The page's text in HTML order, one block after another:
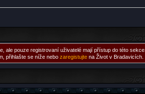
ale pouze registrovaní uživatelé mají přístup do této sekce.
přihlašte se níže nebo zaregistujte na Život v Bradavicích.